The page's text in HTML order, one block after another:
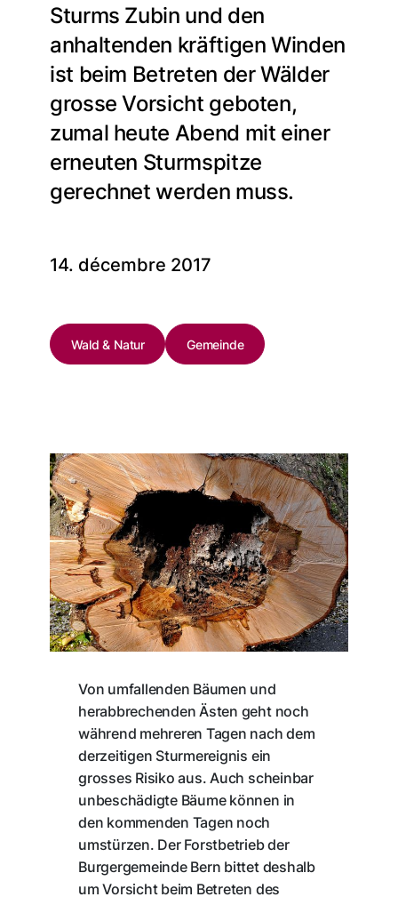
Sturms Zubin und den
anhaltenden kräftigen Winden
ist beim Betreten der Wälder
grosse Vorsicht geboten,
zumal heute Abend mit einer
erneuten Sturmspitze
gerechnet werden muss.
14. décembre 2017
Wald & Natur Gemeinde
Von umfallenden Bäumen und
herabbrechenden Ästen geht noch
während mehreren Tagen nach dem
derzeitigen Sturmereignis ein
grosses Risiko aus. Auch scheinbar
unbeschädigte Bäume können in
den kommenden Tagen noch
umstürzen. Der Forstbetrieb der
Burgergemeinde Bern bittet deshalb
um Vorsicht beim Betreten des